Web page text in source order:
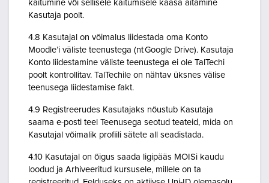
käitumine või sellisele käitumisele kaasa aitamine
Kasutaja poolt.
4.8 Kasutajal on võimalus liidestada oma Konto
Moodle’i väliste teenustega (nt Google Drive). Kasutaja
Konto liidestamine väliste teenustega ei ole TalTechi
poolt kontrollitav. TalTechile on nähtav üksnes välise
teenusega liidestamise fakt.
4.9 Registreerudes Kasutajaks nõustub Kasutaja
saama e-posti teel Teenusega seotud teateid, mida on
Kasutajal võimalik profiili sätete all seadistada.
4.10 Kasutajal on õigus saada ligipääs MOISi kaudu
loodud ja Arhiveeritud kursusele, millele on ta